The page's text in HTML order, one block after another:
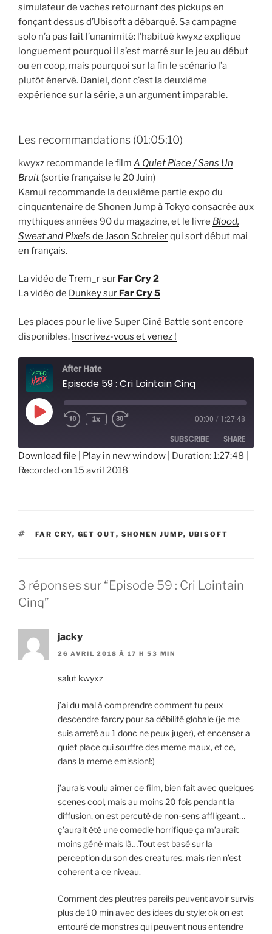
simulateur de vaches retournant des pickups en
fonçant dessus d’Ubisoft a débarqué. Sa campagne
solo n’a pas fait l’unanimité: l’habitué kwyxz explique
longuement pourquoi il s’est marré sur le jeu au début
ou en coop, mais pourquoi sur la fin le scénario l’a
plutôt énervé. Daniel, dont c’est la deuxième
expérience sur la série, a un argument imparable.
Les recommandations (01:05:10)
kwyxz recommande le film A Quiet Place / Sans Un
Bruit (sortie française le 20 Juin)
Kamui recommande la deuxième partie expo du
cinquantenaire de Shonen Jump à Tokyo consacrée aux
mythiques années 90 du magazine, et le livre Blood,
Sweat and Pixels de Jason Schreierqui sort début mai
en français.
La vidéo de Trem_r sur Far Cry 2
La vidéo de Dunkey sur Far Cry 5
Les places pour le live Super Ciné Battle sont encore
disponibles. Inscrivez-vous et venez !
After Hate
Episode 59 : Cri Lointain Cinq
Play
Episode
1x 00:00 / 1:27:48
SUBSCRIBE SHARE
SHARE
Download file Play in new window Duration: 1:27:48
Recorded on 15 avril 2018
ÉTIQUETTES
FAR CRY, GET OUT, SHONEN JUMP, UBISOFT
3 réponses sur “Episode 59 : Cri Lointain
Cinq”
jacky
26 AVRIL 2018 À 17 H 53 MIN
salut kwyxz
j’ai du mal à comprendre comment tu peux
descendre farcry pour sa débilité globale (je me
suis arreté au 1 donc ne peux juger), et encenser a
quiet place qui souffre des meme maux, et ce,
dans la meme emission!:)
j’aurais voulu aimer ce film, bien fait avec quelques
scenes cool, mais au moins 20 fois pendant la
diffusion, on est percuté de non-sens affligeant…
ç’aurait été une comedie horrifique ça m’aurait
moins géné mais là…Tout est basé sur la
perception du son des creatures, mais rien n’est
coherent a ce niveau.
Comment des pleutres pareils peuvent avoir survis
plus de 10 min avec des idees du style: ok on est
entouré de monstres qui peuvent nous entendre